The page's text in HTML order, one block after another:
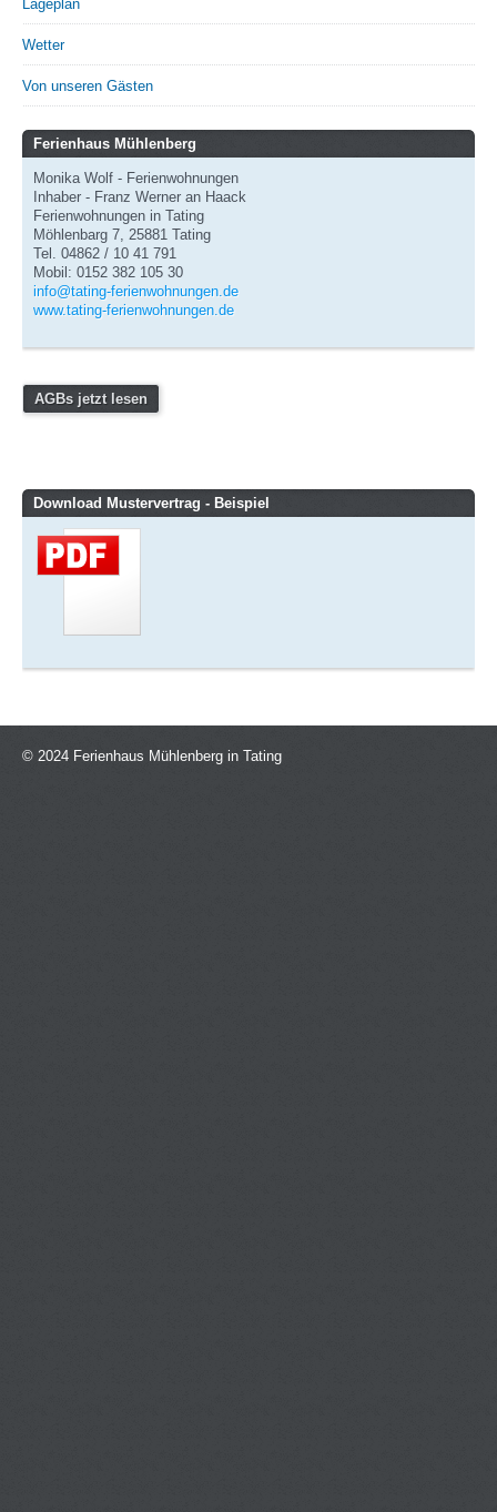
Lageplan
Wetter
Von unseren Gästen
Ferienhaus Mühlenberg
Monika Wolf - Ferienwohnungen
Inhaber - Franz Werner an Haack
Ferienwohnungen in Tating
Möhlenbarg 7, 25881 Tating
Tel. 04862 / 10 41 791
Mobil: 0152 382 105 30
info@tating-ferienwohnungen.de
www.tating-ferienwohnungen.de
AGBs jetzt lesen
Download Mustervertrag - Beispiel
© 2024 Ferienhaus Mühlenberg in Tating